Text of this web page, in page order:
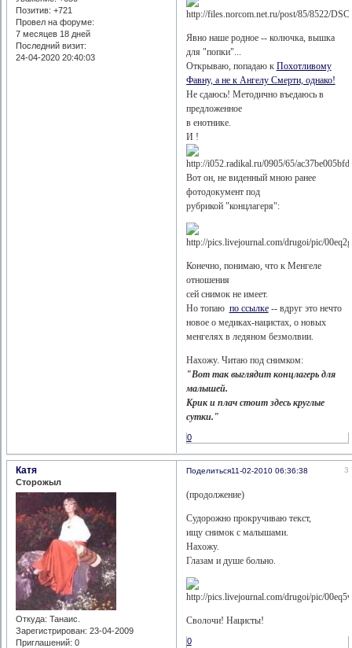
Позитив: +721
Провел на форуме:
7 месяцев 18 дней
Последний визит:
24-04-2020 20:40:03
Явно наше родное -- колючка, вышка
для "попки"...
Открываю, попадаю к Похотливому
Фавну, а не к Ангелу Смерти, однако!
Не сдаюсь! Методично въедаюсь в
предложенное
в енотнике.
И !
Вот он, не виденный мною ранее
фотодокумент под
рубрикой "концлагеря":
Конечно, понимаю, что к Менгеле
отношения
сей снимок не имеет.
Но топаю по ссылке-- вдруг это нечто
новое о медиках-нацистах, о новых
менгелях в ледяном безмолвии.
Нахожу. Читаю под снимком:
"Вот так выглядит концлагерь для
малышей.
Крик и плач стоит здесь круглые
сутки."
0
Поделиться 3
11-02-2010 06:36:38
Катя
Сторожыл
Откуда: Танаис.
Зарегистрирован: 23-04-2009
Приглашений: 0
(продолжение)
Судорожно прокручиваю текст,
ищу снимок с малышами.
Нахожу.
Глазам и душе больно.
Сволочи! Нацисты!
0